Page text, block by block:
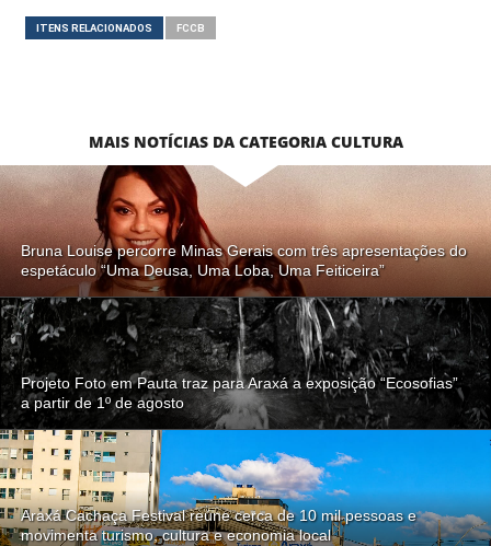
ITENS RELACIONADOS FCCB
MAIS NOTÍCIAS DA CATEGORIA CULTURA
Bruna Louise percorre Minas Gerais com três apresentações do
espetáculo “Uma Deusa, Uma Loba, Uma Feiticeira”
Projeto Foto em Pauta traz para Araxá a exposição “Ecosofias”
a partir de 1º de agosto
Araxá Cachaça Festival reúne cerca de 10 mil pessoas e
movimenta turismo, cultura e economia local